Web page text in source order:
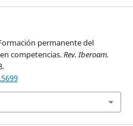
permanente del
competencias.Rev. Iberoam.